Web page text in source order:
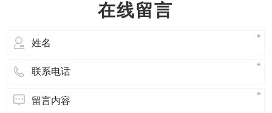
（从料斗到机筒），不加热或低温加热，防止原
在线留言